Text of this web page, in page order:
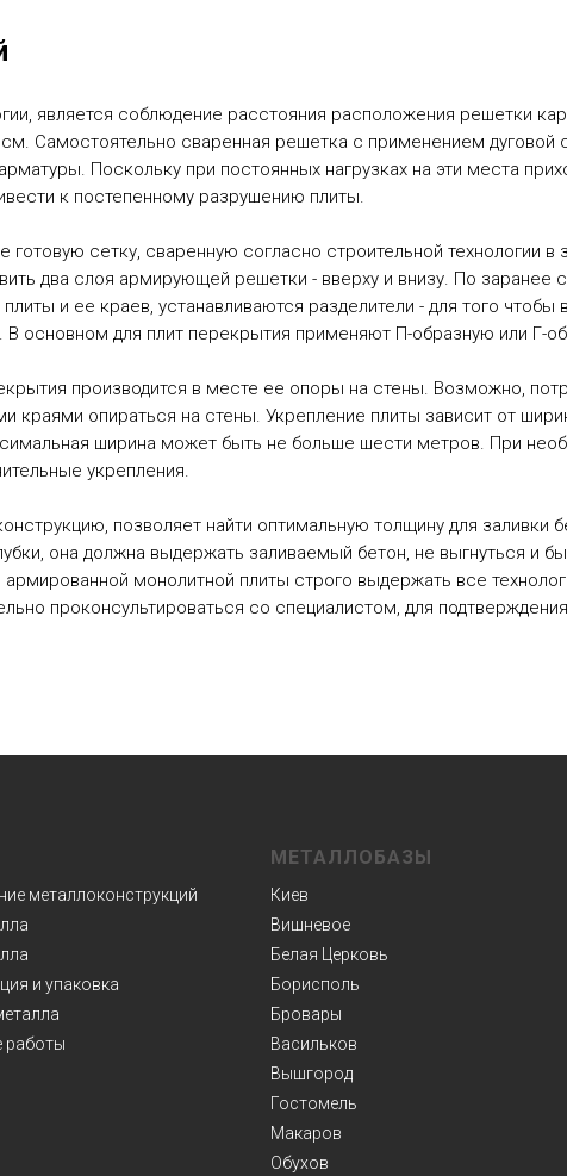
является соблюдение расстояния расположения решетки
Самостоятельно сваренная решетка с применением дуговой
Поскольку при постоянных нагрузках на эти места
к постепенному разрушению плиты.
сетку, сваренную согласно строительной технологии в
два слоя армирующей решетки - вверху и внизу. По заранее
и ее краев, устанавливаются разделители - для того
основном для плит перекрытия применяют П-образную или Г-
производится в месте ее опоры на стены. Возможно,
краями опираться на стены. Укрепление плиты зависит от
ширина может быть не больше шести метров. При
укрепления.
позволяет найти оптимальную толщину для заливки
она должна выдержать заливаемый бетон, не выгнуться и
монолитной плиты строго выдержать все
проконсультироваться со специалистом, для
металлоконструкций
и упаковка
работы
МЕТАЛЛОБАЗЫ
Киев
Вишневое
Белая Церковь
Борисполь
Бровары
Васильков
Вышгород
Гостомель
Макаров
Обухов